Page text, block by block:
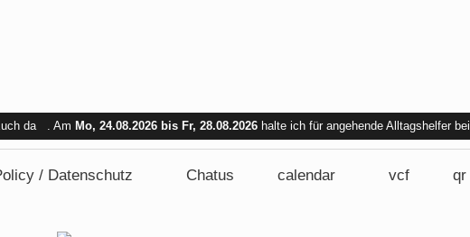
da . Am Mo, 24.08.2026 bis Fr, 28.08.2026 halte ich für angehende Alltagshelfer bei
Am Mi. 26.08.2026 sind wir nicht verfügbar.
/ Datenschutz Chatus calendar vcf qr